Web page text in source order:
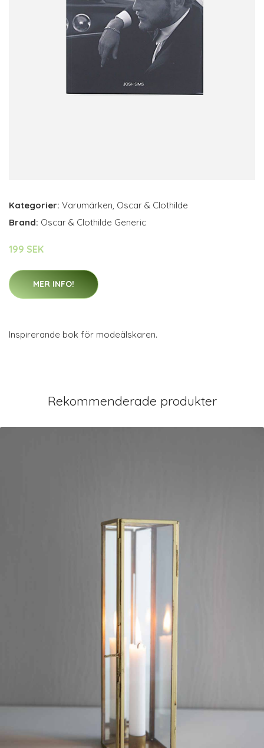
Kategorier: Varumärken, Oscar & Clothilde
Brand: Oscar & Clothilde Generic
199 SEK
MER INFO!
Inspirerande bok för modeälskaren.
Rekommenderade produkter